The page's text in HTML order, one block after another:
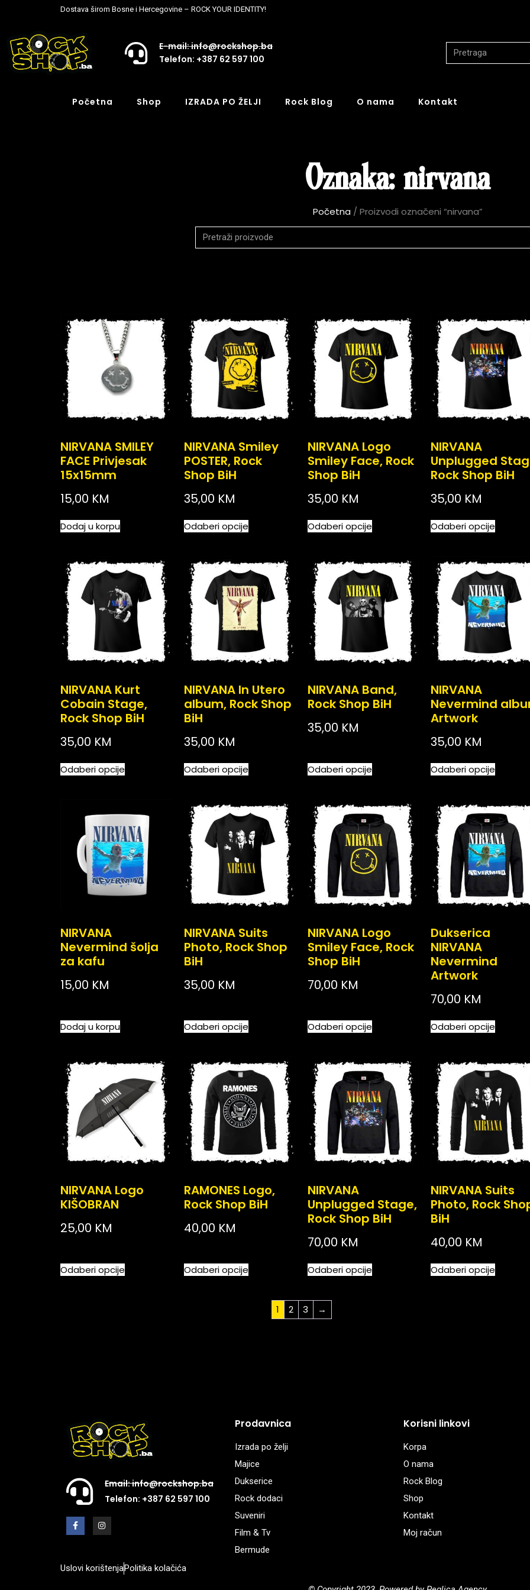
Dostava širom Bosne i Hercegovine – ROCK YOUR IDENTITY!
E-mail: info@rockshop.ba
Telefon: +387 62 597 100
Početna Shop IZRADA PO ŽELJI Rock Blog O nama Kontakt
Oznaka: nirvana
Početna/ Proizvodi označeni “nirvana”
NIRVANA SMILEY
FACE Privjesak
15x15mm
15,00 KM
Dodaj u korpu
NIRVANA Smiley
POSTER, Rock
Shop BiH
35,00 KM
Odaberi opcije
NIRVANA Logo
Smiley Face, Rock
Shop BiH
35,00 KM
Odaberi opcije
NIRVANA
Unplugged
Rock Shop BiH
35,00 KM
Odaberi opcije
NIRVANA Kurt
Cobain Stage,
Rock Shop BiH
35,00 KM
Odaberi opcije
NIRVANA In Utero
album, Rock Shop
BiH
35,00 KM
Odaberi opcije
NIRVANA Band,
Rock Shop BiH
35,00 KM
Odaberi opcije
NIRVANA
Nevermind
Artwork
35,00 KM
Odaberi opcije
NIRVANA
Nevermind šolja
za kafu
15,00 KM
Dodaj u korpu
NIRVANA Suits
Photo, Rock Shop
BiH
35,00 KM
Odaberi opcije
NIRVANA Logo
Smiley Face, Rock
Shop BiH
70,00 KM
Odaberi opcije
Dukserica
NIRVANA
Nevermind
Artwork
70,00 KM
Odaberi opcije
NIRVANA Logo
KIŠOBRAN
25,00 KM
Odaberi opcije
RAMONES Logo,
Rock Shop BiH
40,00 KM
Odaberi opcije
NIRVANA
Unplugged Stage,
Rock Shop BiH
70,00 KM
Odaberi opcije
NIRVANA Suits
Photo, Rock
BiH
40,00 KM
Odaberi opcije
1 2 3 →
Email: info@rockshop.ba
Telefon: +387 62 597 100
Prodavnica
Izrada po želji
Majice
Dukserice
Rock dodaci
Suveniri
Film & Tv
Bermude
Korisni linkovi
Korpa
O nama
Rock Blog
Shop
Kontakt
Moj račun
Uslovi korištenjaPolitika kolačića